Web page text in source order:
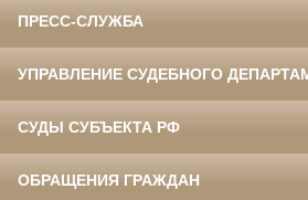
ПРЕСС-СЛУЖБА
УПРАВЛЕНИЕ СУДЕБНОГО
СУДЫ СУБЪЕКТА РФ
ОБРАЩЕНИЯ ГРАЖДАН